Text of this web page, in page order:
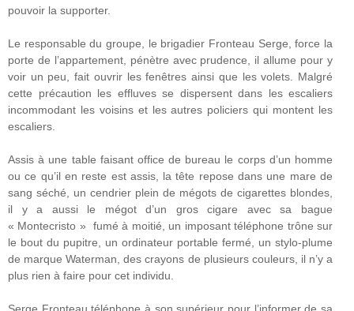
pouvoir la supporter.
Le responsable du groupe, le brigadier Fronteau Serge, force la
porte de l’appartement, pénètre avec prudence, il allume pour y
voir un peu, fait ouvrir les fenêtres ainsi que les volets. Malgré
cette précaution les effluves se dispersent dans les escaliers
incommodant les voisins et les autres policiers qui montent les
escaliers.
Assis à une table faisant office de bureau le corps d’un homme
ou ce qu’il en reste est assis, la tête repose dans une mare de
sang séché, un cendrier plein de mégots de cigarettes blondes,
il y a aussi le mégot d’un gros cigare avec sa bague
« Montecristo » fumé à moitié, un imposant téléphone trône sur
le bout du pupitre, un ordinateur portable fermé, un stylo-plume
de marque Waterman, des crayons de plusieurs couleurs, il n’y a
plus rien à faire pour cet individu.